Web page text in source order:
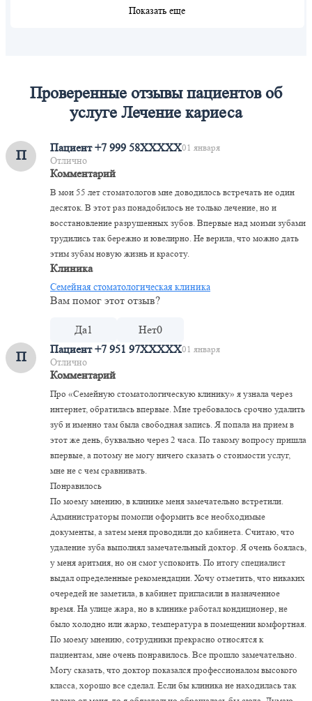
Показать еще
Проверенные отзывы пациентов об
услуге Лечение кариеса
П
Пациент +7 999 58XXXXX01 января
Отлично
Комментарий
В мои 55 лет стоматологов мне доводилось встречать не один
десяток. В этот раз понадобилось не только лечение, но и
восстановление разрушенных зубов. Впервые над моими зубами
трудились так бережно и ювелирно. Не верила, что можно дать
этим зубам новую жизнь и красоту.
Клиника
Семейная стоматологическая клиника
Вам помог этот отзыв?
Да1 Нет0
П
Пациент +7 951 97XXXXX01 января
Отлично
Комментарий
Про «Семейную стоматологическую клинику» я узнала через
интернет, обратилась впервые. Мне требовалось срочно удалить
зуб и именно там была свободная запись. Я попала на прием в
этот же день, буквально через 2 часа. По такому вопросу пришла
впервые, а потому не могу ничего сказать о стоимости услуг,
мне не с чем сравнивать.
Понравилось
По моему мнению, в клинике меня замечательно встретили.
Администраторы помогли оформить все необходимые
документы, а затем меня проводили до кабинета. Считаю, что
удаление зуба выполнял замечательный доктор. Я очень боялась,
у меня аритмия, но он смог успокоить. По итогу специалист
выдал определенные рекомендации. Хочу отметить, что никаких
очередей не заметила, в кабинет пригласили в назначенное
время. На улице жара, но в клинике работал кондиционер, не
было холодно или жарко, температура в помещении комфортная.
По моему мнению, сотрудники прекрасно относятся к
пациентам, мне очень понравилось. Все прошло замечательно.
Могу сказать, что доктор показался профессионалом высокого
класса, хорошо все сделал. Если бы клиника не находилась так